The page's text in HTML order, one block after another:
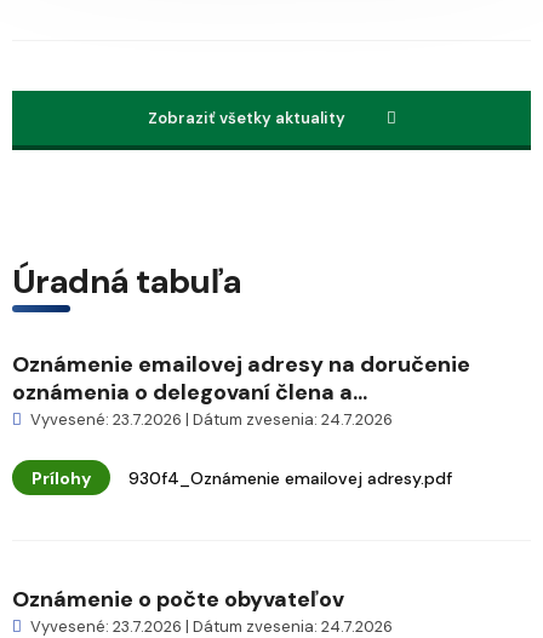
Zobraziť všetky aktuality
Úradná tabuľa
Oznámenie emailovej adresy na doručenie
oznámenia o delegovaní člena a...
Vyvesené: 23.7.2026 | Dátum zvesenia: 24.7.2026
Prílohy 930f4_Oznámenie emailovej adresy.pdf
Oznámenie o počte obyvateľov
Vyvesené: 23.7.2026 | Dátum zvesenia: 24.7.2026